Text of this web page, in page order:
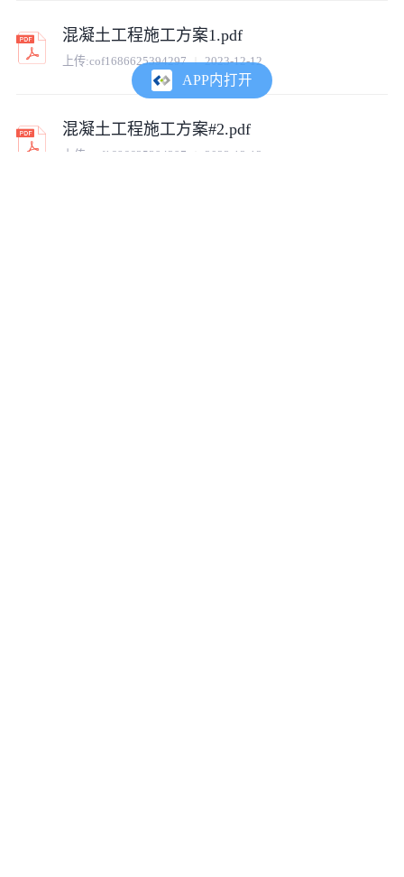
混凝土工程施工方案1.pdf
上传:cof1686625394297 2023-12-12
混凝土工程施工方案#2.pdf
上传: cof1686625394297 2023-12-12
APP内打开